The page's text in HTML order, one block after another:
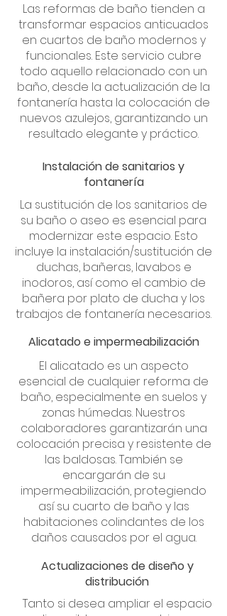
Las reformas de baño tienden a
transformar espacios anticuados
en cuartos de baño modernos y
funcionales. Este servicio cubre
todo aquello relacionado con un
baño, desde la actualización de la
fontanería hasta la colocación de
nuevos azulejos, garantizando un
resultado elegante y práctico.
Instalación de sanitarios y
fontanería
La sustitución de los sanitarios de
su baño o aseo es esencial para
modernizar este espacio. Esto
incluye la instalación/sustitución de
duchas, bañeras, lavabos e
inodoros, así como el cambio de
bañera por plato de ducha y los
trabajos de fontanería necesarios.
Alicatado e impermeabilización
El alicatado es un aspecto
esencial de cualquier reforma de
baño, especialmente en suelos y
zonas húmedas. Nuestros
colaboradores garantizarán una
colocación precisa y resistente de
las baldosas. También se
encargarán de su
impermeabilización, protegiendo
así su cuarto de baño y las
habitaciones colindantes de los
daños causados por el agua.
Actualizaciones de diseño y
distribución
Tanto si desea ampliar el espacio